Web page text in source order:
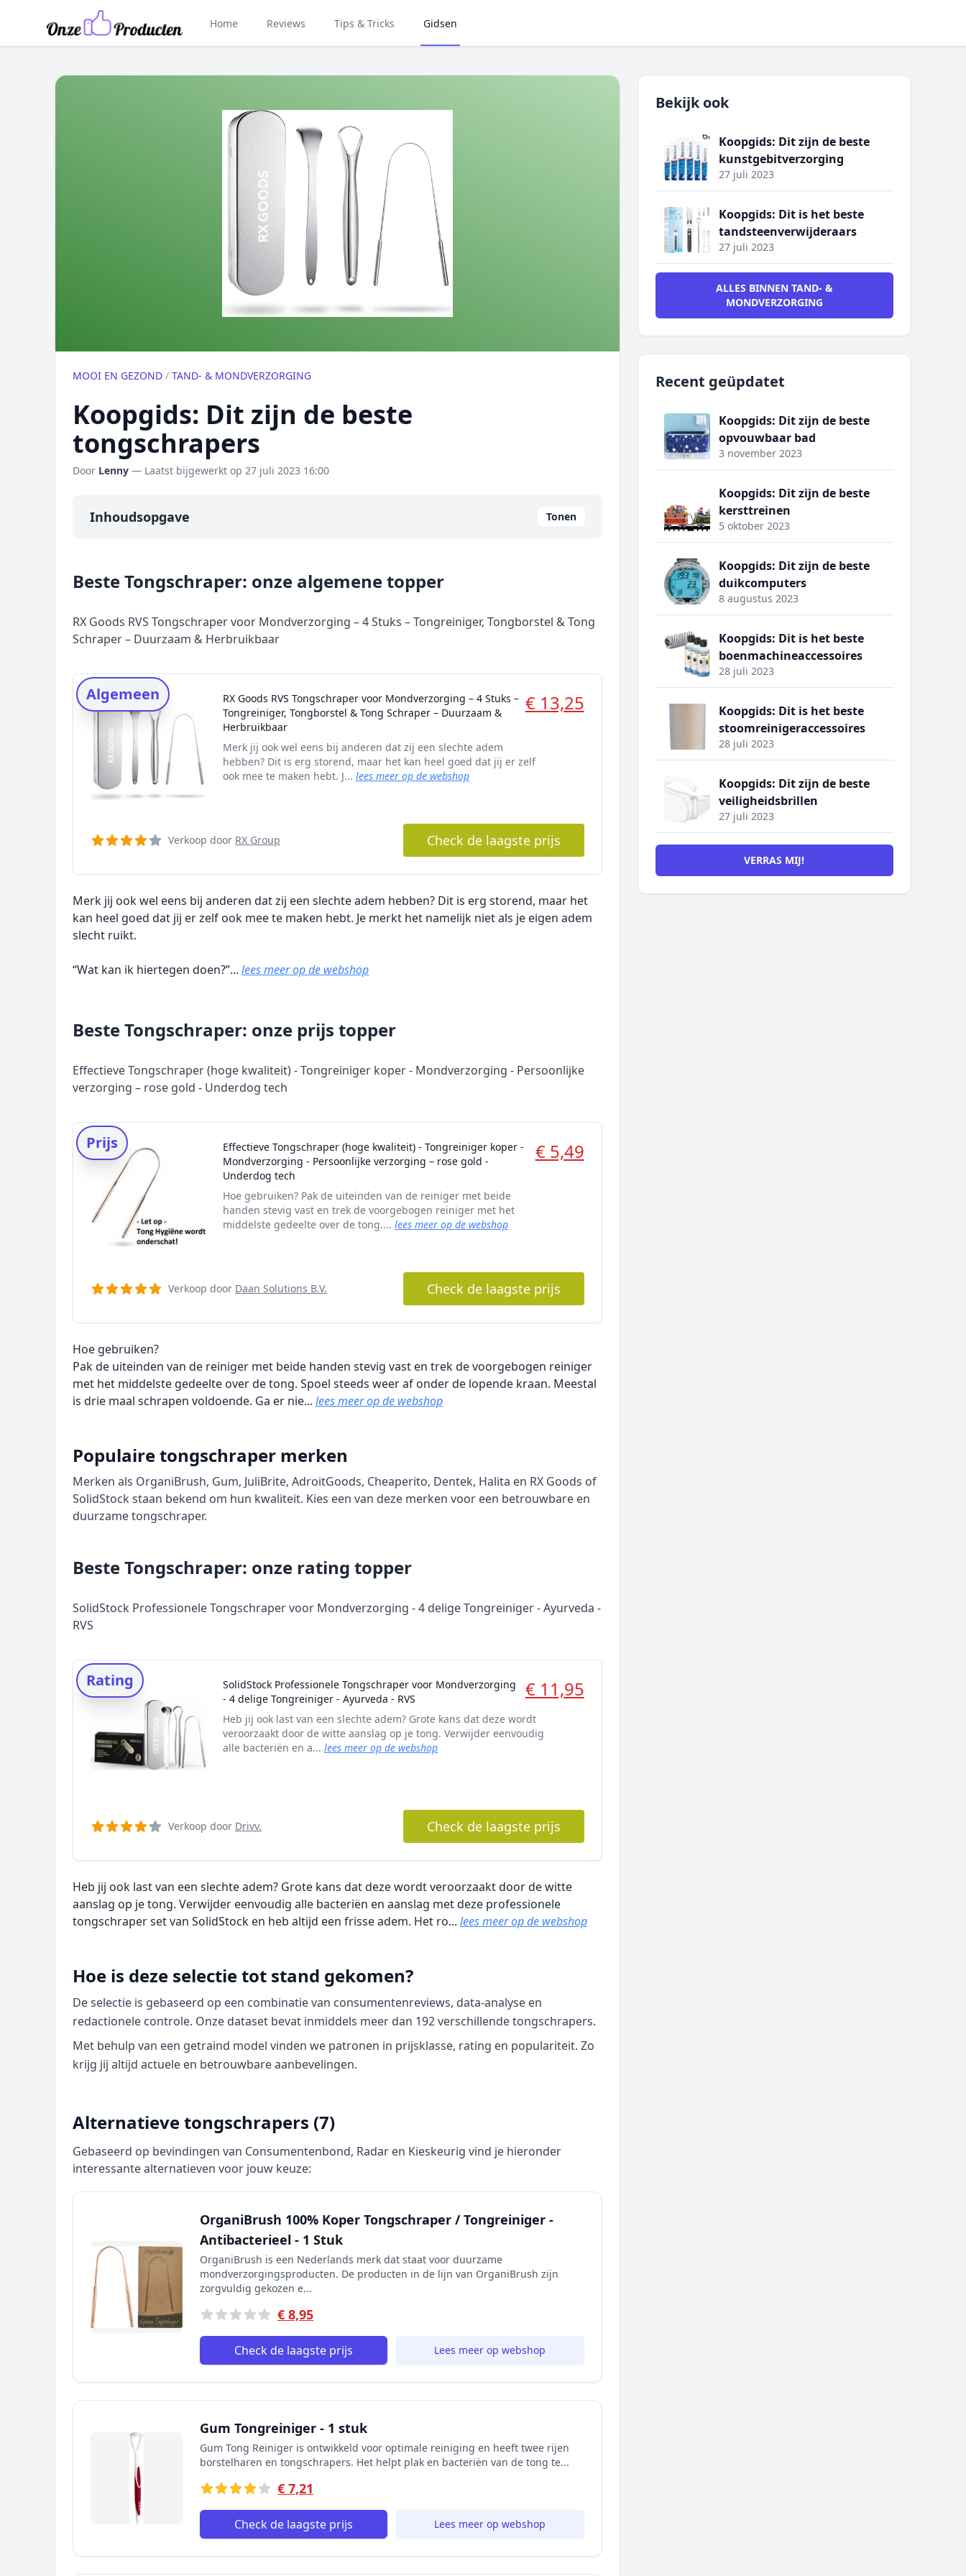
Home Reviews Tips & Tricks Gidsen
MOOI EN GEZOND / TAND- & MONDVERZORGING
Koopgids: Dit zijn de beste
tongschrapers
Door Lenny — Laatst bijgewerkt op 27 juli 2023 16:00
Inhoudsopgave Tonen
Onze algemene topper
Populaire merken
Onderzoeksmethode
Alternatieven
Prijsniveaus
Beste Tongschraper: onze algemene topper
RX Goods RVS Tongschraper voor Mondverzorging – 4 Stuks – Tongreiniger, Tongborstel & Tong
Schraper – Duurzaam & Herbruikbaar
Algemeen
RX Goods RVS Tongschraper voor Mondverzorging – 4 Stuks –
Tongreiniger, Tongborstel & Tong Schraper – Duurzaam &
Herbruikbaar
€ 13,25
Merk jij ook wel eens bij anderen dat zij een slechte adem
hebben? Dit is erg storend, maar het kan heel goed dat jij er zelf
ook mee te maken hebt. J... lees meer op de webshop
Verkoop door RX Group Check de laagste prijs
Merk jij ook wel eens bij anderen dat zij een slechte adem hebben? Dit is erg storend, maar het
kan heel goed dat jij er zelf ook mee te maken hebt. Je merkt het namelijk niet als je eigen adem
slecht ruikt.
“Wat kan ik hiertegen doen?”... lees meer op de webshop
Beste Tongschraper: onze prijs topper
Effectieve Tongschraper (hoge kwaliteit) - Tongreiniger koper - Mondverzorging - Persoonlijke
verzorging – rose gold - Underdog tech
Prijs
Effectieve Tongschraper (hoge kwaliteit) - Tongreiniger koper -
Mondverzorging - Persoonlijke verzorging – rose gold -
Underdog tech
€ 5,49
Hoe gebruiken? Pak de uiteinden van de reiniger met beide
handen stevig vast en trek de voorgebogen reiniger met het
middelste gedeelte over de tong.... lees meer op de webshop
Verkoop door Daan Solutions B.V. Check de laagste prijs
Hoe gebruiken?
Pak de uiteinden van de reiniger met beide handen stevig vast en trek de voorgebogen reiniger
met het middelste gedeelte over de tong. Spoel steeds weer af onder de lopende kraan. Meestal
is drie maal schrapen voldoende. Ga er nie... lees meer op de webshop
Populaire tongschraper merken
Merken als OrganiBrush, Gum, JuliBrite, AdroitGoods, Cheaperito, Dentek, Halita en RX Goods of
SolidStock staan bekend om hun kwaliteit. Kies een van deze merken voor een betrouwbare en
duurzame tongschraper.
Beste Tongschraper: onze rating topper
SolidStock Professionele Tongschraper voor Mondverzorging - 4 delige Tongreiniger - Ayurveda -
RVS
Rating
SolidStock Professionele Tongschraper voor Mondverzorging
- 4 delige Tongreiniger - Ayurveda - RVS
€ 11,95
Heb jij ook last van een slechte adem? Grote kans dat deze wordt
veroorzaakt door de witte aanslag op je tong. Verwijder eenvoudig
alle bacteriën en a... lees meer op de webshop
Verkoop door Drivv. Check de laagste prijs
Heb jij ook last van een slechte adem? Grote kans dat deze wordt veroorzaakt door de witte
aanslag op je tong. Verwijder eenvoudig alle bacteriën en aanslag met deze professionele
tongschraper set van SolidStock en heb altijd een frisse adem. Het ro... lees meer op de webshop
Hoe is deze selectie tot stand gekomen?
De selectie is gebaseerd op een combinatie van consumentenreviews, data‑analyse en
redactionele controle. Onze dataset bevat inmiddels meer dan 192 verschillende tongschrapers.
Met behulp van een getraind model vinden we patronen in prijsklasse, rating en populariteit. Zo
krijg jij altijd actuele en betrouwbare aanbevelingen.
Alternatieve tongschrapers (7)
Gebaseerd op bevindingen van Consumentenbond, Radar en Kieskeurig vind je hieronder
interessante alternatieven voor jouw keuze:
OrganiBrush 100% Koper Tongschraper / Tongreiniger -
Antibacterieel - 1 Stuk
OrganiBrush is een Nederlands merk dat staat voor duurzame
mondverzorgingsproducten. De producten in de lijn van OrganiBrush zijn
zorgvuldig gekozen e...
€ 8,95
Check de laagste prijs Lees meer op webshop
Gum Tongreiniger - 1 stuk
Gum Tong Reiniger is ontwikkeld voor optimale reiniging en heeft twee rijen
borstelharen en tongschrapers. Het helpt plak en bacteriën van de tong te...
€ 7,21
Check de laagste prijs Lees meer op webshop
Bekijk ook
Koopgids: Dit zijn de beste
kunstgebitverzorging
27 juli 2023
Koopgids: Dit is het beste
tandsteenverwijderaars
27 juli 2023
ALLES BINNEN TAND- &
MONDVERZORGING
Recent geüpdatet
Koopgids: Dit zijn de beste
opvouwbaar bad
3 november 2023
Koopgids: Dit zijn de beste
kersttreinen
5 oktober 2023
Koopgids: Dit zijn de beste
duikcomputers
8 augustus 2023
Koopgids: Dit is het beste
boenmachineaccessoires
28 juli 2023
Koopgids: Dit is het beste
stoomreinigeraccessoires
28 juli 2023
Koopgids: Dit zijn de beste
veiligheidsbrillen
27 juli 2023
VERRAS MIJ!